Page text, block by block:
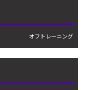
オフトレーニング